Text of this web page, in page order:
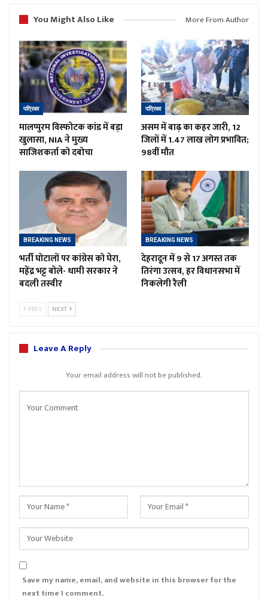
You Might Also Like
More From Author
पत्रिका
मालप्पुरम विस्फोटक कांड में बड़ा
खुलासा, NIA ने मुख्य
साजिशकर्ता को दबोचा
पत्रिका
असम में बाढ़ का कहर जारी, 12
जिलों में 1.47 लाख लोग प्रभावित;
98वीं मौत
BREAKING NEWS
भर्ती घोटालों पर कांग्रेस को घेरा,
महेंद्र भट्ट बोले- धामी सरकार ने
बदली तस्वीर
BREAKING NEWS
देहरादून में 9 से 17 अगस्त तक
तिरंगा उत्सव, हर विधानसभा में
निकलेगी रैली
PREV NEXT
Leave A Reply
Your email address will not be published.
Save my name, email, and website in this browser for the
next time I comment.